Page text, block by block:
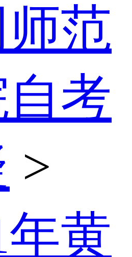
范
考
>
年黄